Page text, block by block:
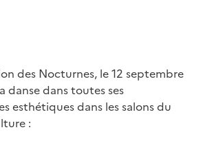
des Nocturnes, le 12 septembre
danse dans toutes ses
esthétiques dans les salons du
: